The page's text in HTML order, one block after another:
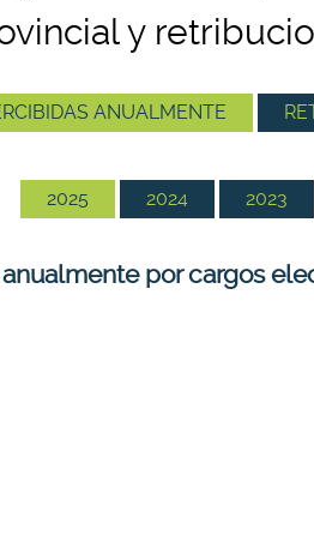
y
ANUALMENTE
2025 2024 2023
por cargos